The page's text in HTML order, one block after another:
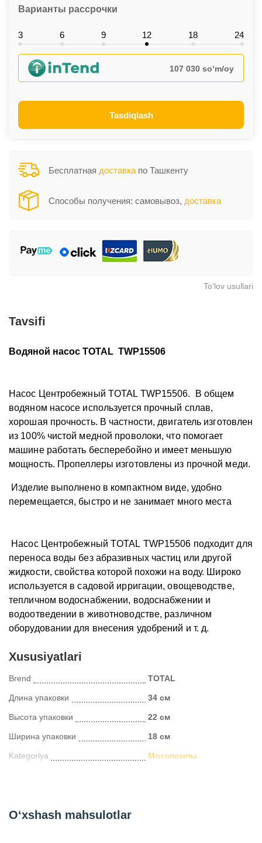
Варианты рассрочки
3 6 9 12 18 24
107 030 so‘m/oy
Tasdiqlash
Бесплатная доставка по Ташкенту
Способы получения: самовывоз, доставка
To‘lov usullari
Tavsifi
Водяной насос TOTAL TWP15506
Насос Центробежный TOTAL TWP15506.
В общем
водяном насосе используется прочный сплав,
хорошая прочность. В частности, двигатель изготовлен
из 100% чистой медной проволоки, что помогает
машине работать бесперебойно и имеет меньшую
мощность. Пропеллеры изготовлены из прочной меди.
Изделие выполнено в компактном виде, удобно
перемещается, быстро и не занимает много места
Насос Центробежный TOTAL TWP15506 подходит для
переноса воды без абразивных частиц или другой
жидкости, свойства которой похожи на воду. Широко
используется в садовой ирригации, овощеводстве,
тепличном водоснабжении, водоснабжении и
водоотведении в животноводстве, различном
оборудовании для внесения удобрений и т. д.
Xususiyatlari
Brend TOTAL
Длина упаковки 34 см
Высота упаковки 22 см
Ширина упаковки 18 см
Kategoriya Мотопомпы
O‘xshash mahsulotlar